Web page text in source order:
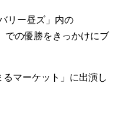
リー昼ズ」内の
での優勝をきっかけにブ
マーケット」に出演し